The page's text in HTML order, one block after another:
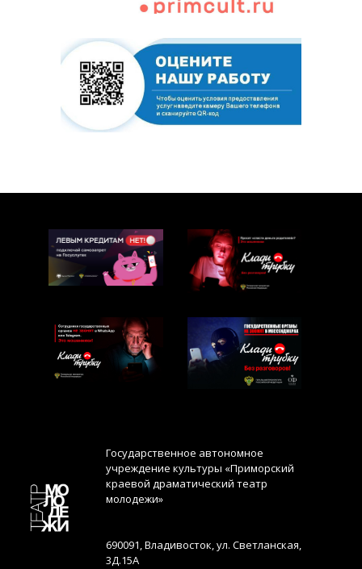
Государственное автономное
учреждение культуры «Приморский
краевой драматический театр
молодежи»
690091, Владивосток, ул. Светланская,
3Д.15А